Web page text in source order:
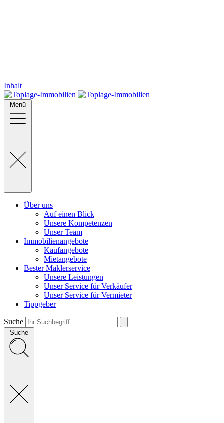
Inhalt
Menü
Über uns
Auf einen Blick
Unsere Kompetenzen
Unser Team
Immobilienangebote
Kaufangebote
Mietangebote
Bester Maklerservice
Unsere Leistungen
Unser Service für Verkäufer
Unser Service für Vermieter
Tippgeber
Suche
Suche